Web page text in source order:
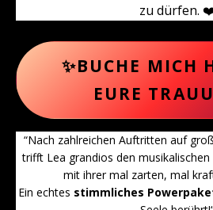
zu dürfen.
✨BUCHE MICH
EURE
“Nach zahlreichen Auftritten auf
trifft Lea grandios den
mit ihrer mal zarten, mal
Ein echtes stimmliches